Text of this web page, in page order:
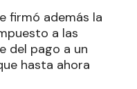
firmó además la
a las
del pago a un
hasta ahora